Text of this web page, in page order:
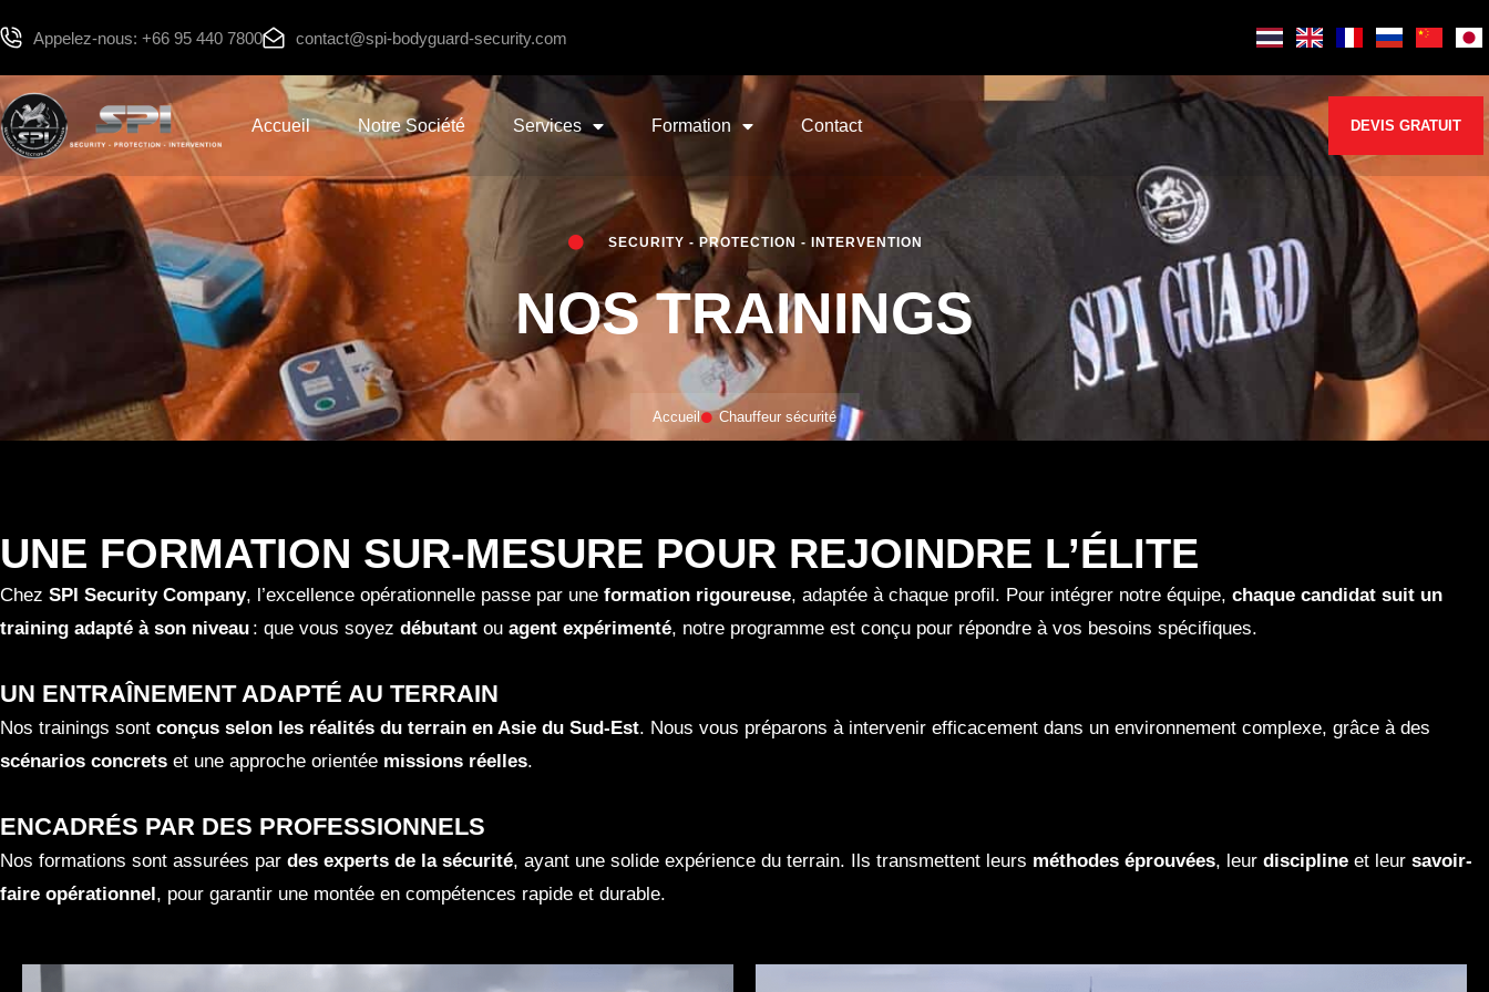
to
content
Appelez-nous: +66 95 440 7800 contact@spi-bodyguard-security.com
Accueil Notre Société Services Formation Contact DEVIS GRATUIT
SECURITY - PROTECTION - INTERVENTION
NOS TRAININGS
Accueil Chauffeur sécurité
UNE FORMATION SUR-MESURE POUR REJOINDRE L’ÉLITE
Chez SPI Security Company, l’excellence opérationnelle passe par une formation rigoureuse, adaptée à chaque profil. Pour intégrer notre équipe, chaque candidat suit un
training adapté à son niveau : que vous soyez débutant ou agent expérimenté, notre programme est conçu pour répondre à vos besoins spécifiques.
UN ENTRAÎNEMENT ADAPTÉ AU TERRAIN
Nos trainings sont conçus selon les réalités du terrain en Asie du Sud-Est. Nous vous préparons à intervenir efficacement dans un environnement complexe, grâce à des
scénarios concrets et une approche orientée missions réelles.
ENCADRÉS PAR DES PROFESSIONNELS
Nos formations sont assurées par des experts de la sécurité, ayant une solide expérience du terrain. Ils transmettent leurs méthodes éprouvées, leur discipline et leur savoir-
faire opérationnel , pour garantir une montée en compétences rapide et durable.